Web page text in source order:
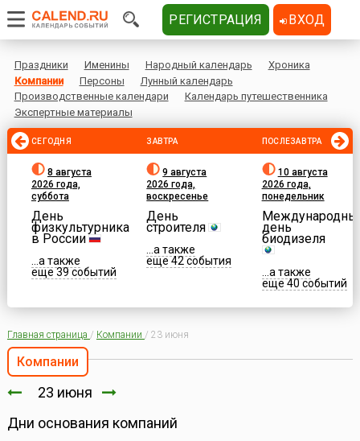
Праздники Именины Народный календарь
Хроника
Компании
Персоны
Лунный календарь
Производственные календари
Календарь путешественника
Экспертные материалы
СЕГОДНЯ
8 августа
2026 года,
суббота
День
физкультурника
в России
...а также
еще 39 событий
ЗАВТРА
9 августа
2026 года,
воскресенье
День
строителя
...а также
еще 42 события
ПОСЛЕЗАВТРА
10 августа
2026 года,
понедельник
день
биодизеля
...а также
еще 40 событий
Главная страница / Компании / 23 июня
Компании
23 июня
Дни основания компаний
РЕГИСТРАЦИЯ ВХОД